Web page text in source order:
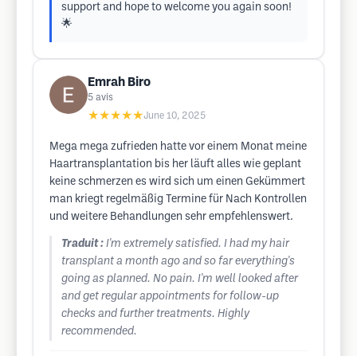
support and hope to welcome you again soon!
🌟
Emrah Biro
5 avis
★★★★★June 10, 2025
Mega mega zufrieden hatte vor einem Monat meine
Haartransplantation bis her läuft alles wie geplant
keine schmerzen es wird sich um einen Gekümmert
man kriegt regelmäßig Termine für Nach Kontrollen
und weitere Behandlungen sehr empfehlenswert.
Traduit : I'm extremely satisfied. I had my hair
transplant a month ago and so far everything's
going as planned. No pain. I'm well looked after
and get regular appointments for follow-up
checks and further treatments. Highly
recommended.